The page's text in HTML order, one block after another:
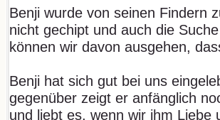
Benji wurde von seinen Findern
nicht gechipt und auch die
können wir davon ausgehen,
Benji hat sich gut bei uns
gegenüber zeigt er anfänglich
und liebt es, wenn wir ihm Liebe